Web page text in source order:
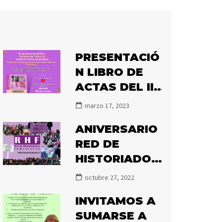
PRESENTACIÓ
N LIBRO DE
ACTAS DEL II
CONGRESO
«FEMINISMOS
, HISTORIA Y
TRANSFORMA
CIÓN
marzo 17, 2023
ANIVERSARIO
RED DE
HISTORIADOR
ASoctubre 27, 2022
INVITAMOS A
SUMARSE A